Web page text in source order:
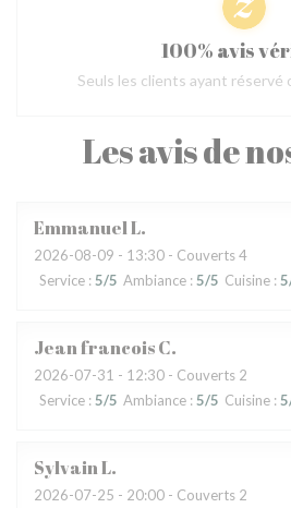
Les avis de
EmmanuelL
2026-08-09 - 13:30 - Couverts 4
Service : 5/5 Ambiance : 5/5 Cuisine : 5
Jean francoisC
2026-07-31 - 12:30 - Couverts 2
Service : 5/5 Ambiance : 5/5 Cuisine : 5
SylvainL
2026-07-25 - 20:00 - Couverts 2
100% avis
Seuls les clients ayant réservé